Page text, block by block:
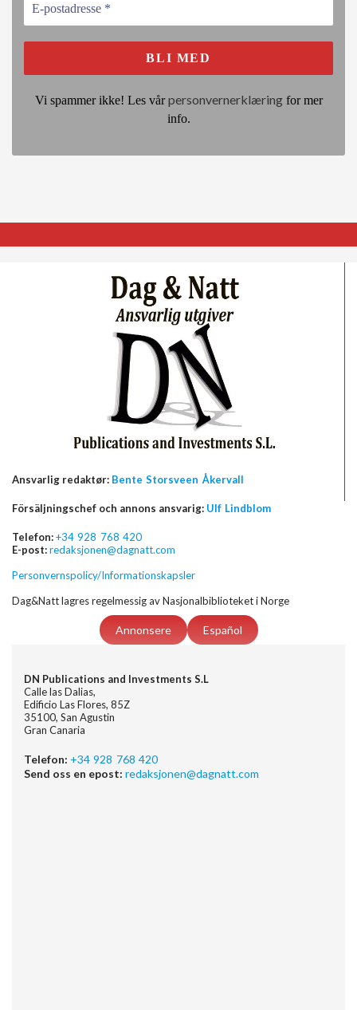
Vi spammer ikke! Les vårpersonvernerklæringfor mer
info.
Ansvarlig redaktør: Bente Storsveen Åkervall
Försäljningschef och annons ansvarig: Ulf Lindblom
Telefon:+34 928 768 420
E-post:redaksjonen@dagnatt.com
Personvernspolicy/Informationskapsler
Dag&Natt lagres regelmessig av Nasjonalbiblioteket i Norge
Annonsere Español
DN Publications and Investments S.L
Calle las Dalias,
Edificio Las Flores, 85Z
35100, San Agustin
Gran Canaria
Telefon: +34 928 768 420
Send oss en epost: redaksjonen@dagnatt.com